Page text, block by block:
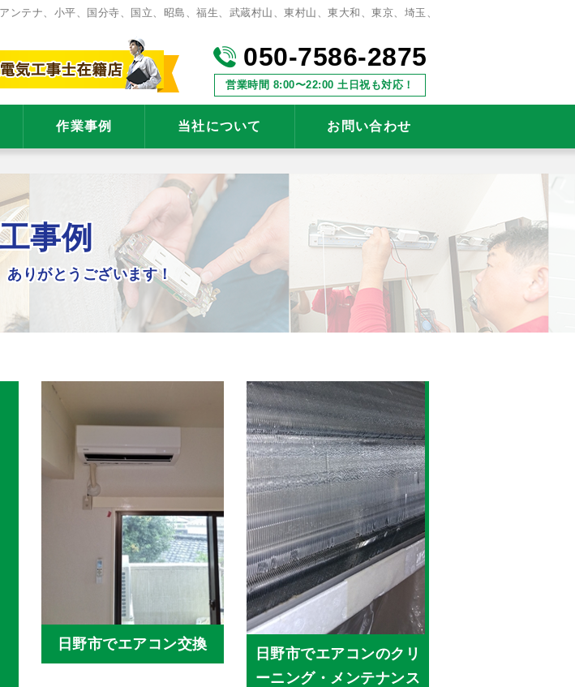
テナ、小平、国分寺、国立、昭島、福生、武蔵村山、東村山、東大和、東京、埼玉、
050-7586-2875
営業時間 8:00〜22:00 土日祝も対応！
作業事例 当社について お問い合わせ
事例
ありがとうございます！
日野市でエアコン交換
日野市でエアコンのクリ
ーニング・メンテナンス